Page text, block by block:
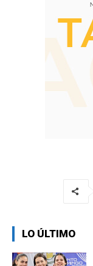
LO ÚLTIMO